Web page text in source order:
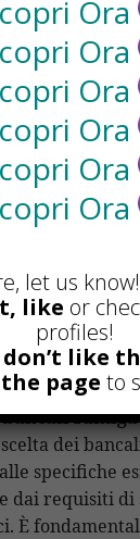
da
il proprio
logistica più
delle
bancali
dei
specifiche
dai requisiti di
È
Ora
Ora
Ora
Ora
Ora
Ora
let us know!
like or
profiles!
like
page to